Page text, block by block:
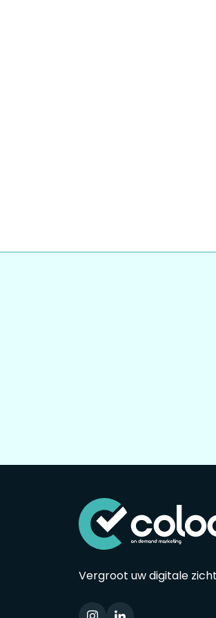
Vergroot uw digitale